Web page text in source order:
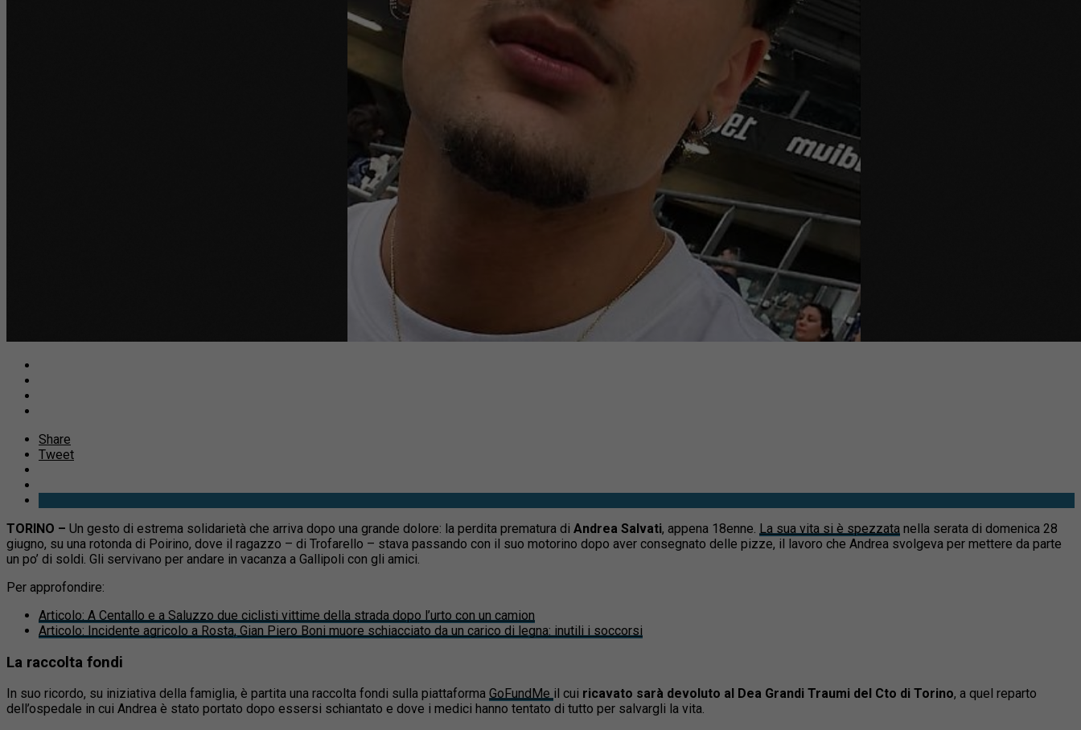
Share
Tweet
TORINO – Un gesto di estrema solidarietà che arriva dopo una grande dolore: la perdita prematura di Andrea Salvati, appena 18enne. La sua vita si è spezzata nella serata di domenica 28
giugno, su una rotonda di Poirino, dove il ragazzo – di Trofarello – stava passando con il suo motorino dopo aver consegnato delle pizze, il lavoro che Andrea svolgeva per mettere da parte
un po’ di soldi. Gli servivano per andare in vacanza a Gallipoli con gli amici.
Per approfondire:
Articolo: A Centallo e a Saluzzo due ciclisti vittime della strada dopo l’urto con un camion
Articolo: Incidente agricolo a Rosta, Gian Piero Boni muore schiacciato da un carico di legna: inutili i soccorsi
La raccolta fondi
In suo ricordo, su iniziativa della famiglia, è partita una raccolta fondi sulla piattaforma GoFundMe il cui ricavato sarà devoluto al Dea Grandi Traumi del Cto di Torino, a quel reparto
dell’ospedale in cui Andrea è stato portato dopo essersi schiantato e dove i medici hanno tentato di tutto per salvargli la vita.